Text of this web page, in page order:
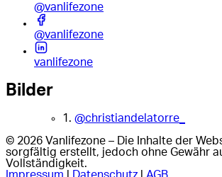
@vanlifezone
@vanlifezone
vanlifezone
Bilder
1. @christiandelatorre_
© 2026 Vanlifezone – Die Inhalte der
sorgfältig erstellt, jedoch ohne Gewähr
Vollständigkeit.